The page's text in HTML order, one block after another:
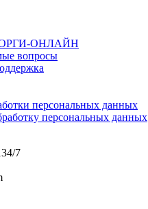
ОНЛАЙН
вопросы
персональных данных
персональных данных
7